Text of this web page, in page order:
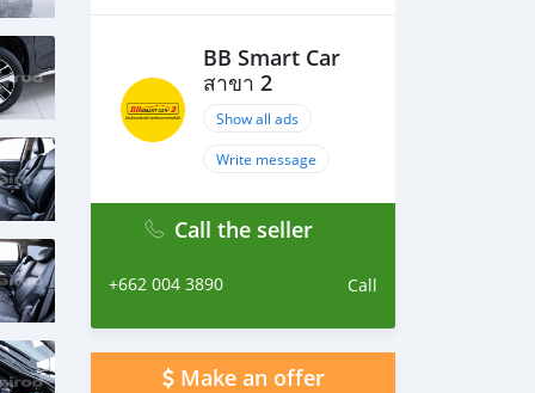
BB Smart Car
สาขา 2
Show all ads
Write message
Call the seller
+662 004 3890 Call
Make an offer